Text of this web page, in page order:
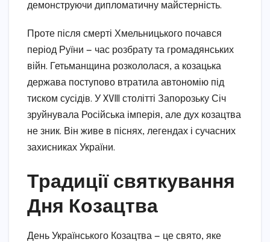
демонструючи дипломатичну майстерність.
Проте після смерті Хмельницького почався
період Руїни — час розбрату та громадянських
війн. Гетьманщина розкололася, а козацька
держава поступово втратила автономію під
тиском сусідів. У XVIII столітті Запорозьку Січ
зруйнувала Російська імперія, але дух козацтва
не зник. Він живе в піснях, легендах і сучасних
захисниках України.
Традиції святкування
Дня Козацтва
День Українського Козацтва — це свято, яке